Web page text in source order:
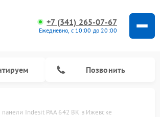
+7 (341) 265-07-67
Ежедневно, с 10:00 до 20:00
Позвонить
Indesit PAA 642 BK в Ижевске